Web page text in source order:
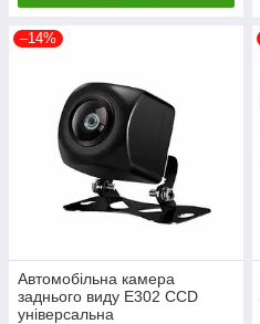
–14%
Автомобільна камера
заднього виду E302 CCD
універсальна